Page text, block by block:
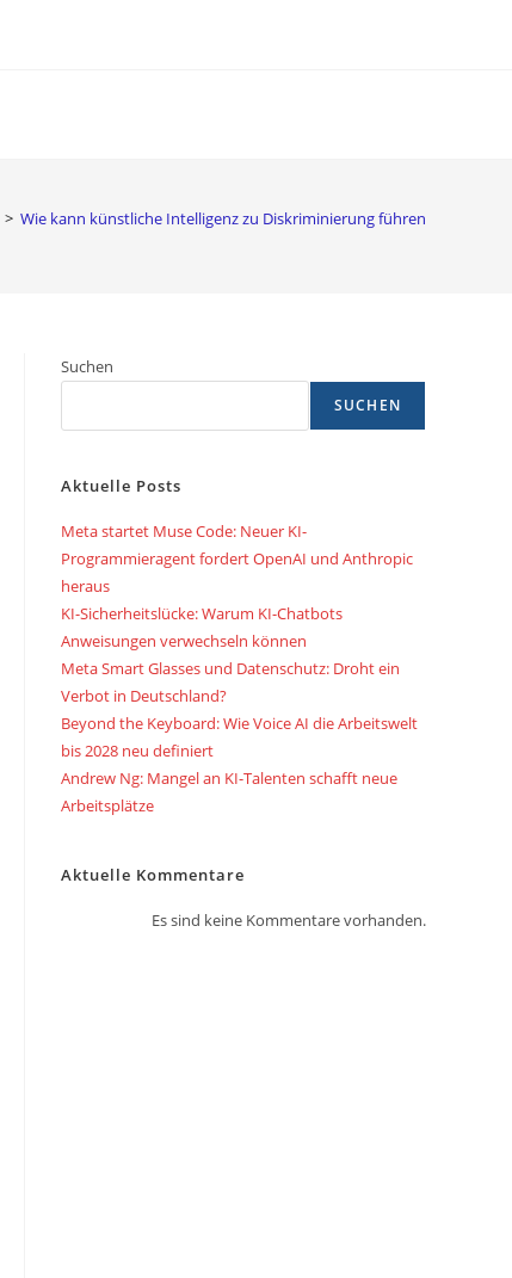
> Wie kann künstliche Intelligenz zu Diskriminierung führen
Suchen
SUCHEN
Aktuelle Posts
Meta startet Muse Code: Neuer KI-
Programmieragent fordert OpenAI und Anthropic
heraus
KI-Sicherheitslücke: Warum KI-Chatbots
Anweisungen verwechseln können
Meta Smart Glasses und Datenschutz: Droht ein
Verbot in Deutschland?
Beyond the Keyboard: Wie Voice AI die Arbeitswelt
bis 2028 neu definiert
Andrew Ng: Mangel an KI-Talenten schafft neue
Arbeitsplätze
Aktuelle Kommentare
Es sind keine Kommentare vorhanden.